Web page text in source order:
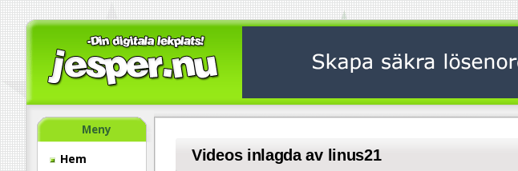
Meny
Hem
Videos inlagda av linus21